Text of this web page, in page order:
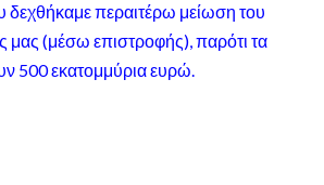
δεχθήκαμε περαιτέρω μείωση του
(μέσω επιστροφής), παρότι τα
500 εκατομμύρια ευρώ.